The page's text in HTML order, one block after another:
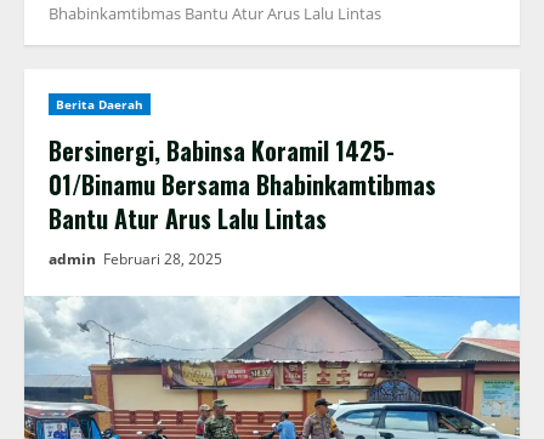
Bhabinkamtibmas Bantu Atur Arus Lalu Lintas
Berita Daerah
Bersinergi, Babinsa Koramil 1425-
01/Binamu Bersama Bhabinkamtibmas
Bantu Atur Arus Lalu Lintas
admin Februari 28, 2025